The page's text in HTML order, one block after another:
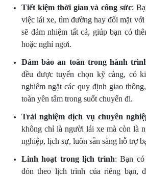
Tiết kiệm thời gian và công sức:
việc lái xe, tìm đường hay đối mặt
sẽ đảm nhiệm tất cả, giúp bạn có
hoặc nghỉ ngơi.
Đảm bảo an toàn trong hành
đều được tuyển chọn kỹ càng, có
nghiêm ngặt các quy định giao
toàn yên tâm trong suốt chuyến đi.
Trải nghiệm dịch vụ chuyên
không chỉ là người lái xe mà còn là
nghiệp, lịch sự, luôn sẵn sàng hỗ trợ
Linh hoạt trong lịch trình: Bạn
đón theo lịch trình của riêng bạn,